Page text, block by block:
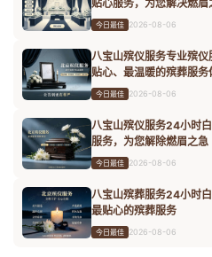
贴心服务，为您解决燃眉
今日最佳 2026-08-06
八宝山殡仪服务专业殡
贴心、最温暖的殡葬服务
今日最佳 2026-08-06
八宝山殡仪服务24小时
服务，为您解除燃眉之急
今日最佳 2026-08-06
八宝山殡葬服务24小时
最贴心的殡葬服务
今日最佳 2026-08-06